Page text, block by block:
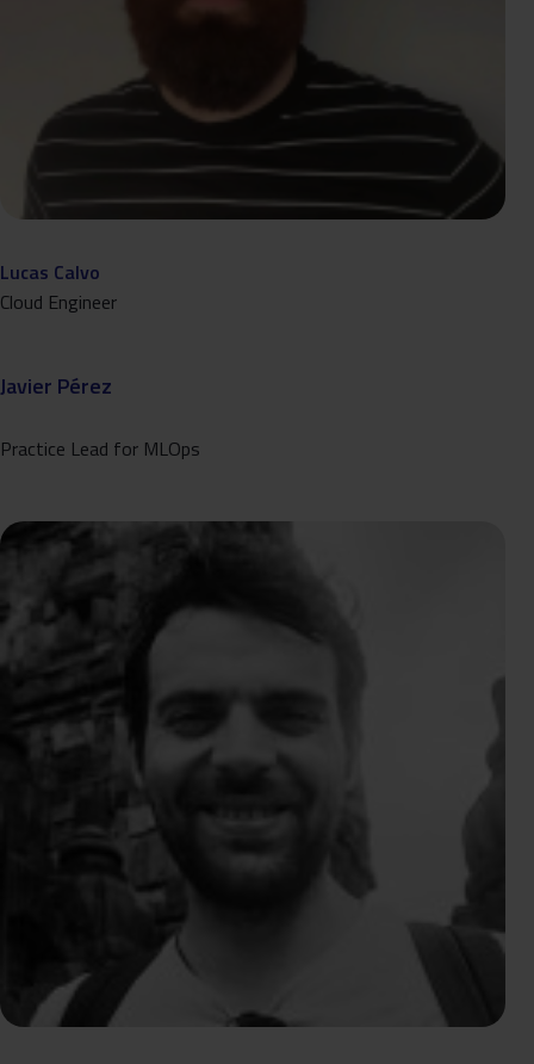
Lucas Calvo
Cloud Engineer
Javier Pérez
Practice Lead for MLOps